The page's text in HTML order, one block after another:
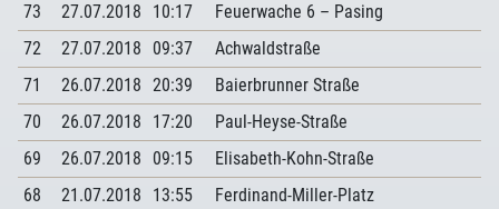
73
27.07.2018 10:17
Feuerwache 6 – Pasing
72
27.07.2018 09:37
Achwaldstraße
71
26.07.2018 20:39
Baierbrunner Straße
70
26.07.2018 17:20
Paul-Heyse-Straße
69
26.07.2018 09:15
Elisabeth-Kohn-Straße
68
21.07.2018 13:55
Ferdinand-Miller-Platz